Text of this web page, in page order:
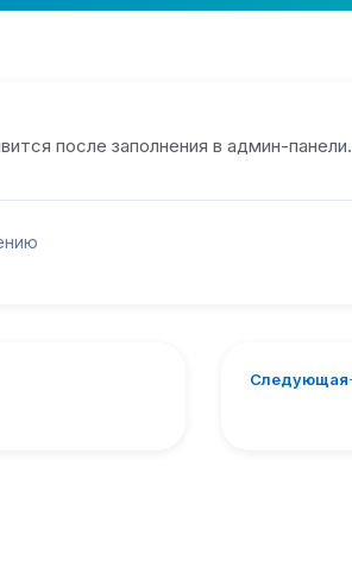
после заполнения в админ-панели.
Следующая